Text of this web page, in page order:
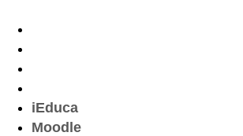
iEduca
Moodle